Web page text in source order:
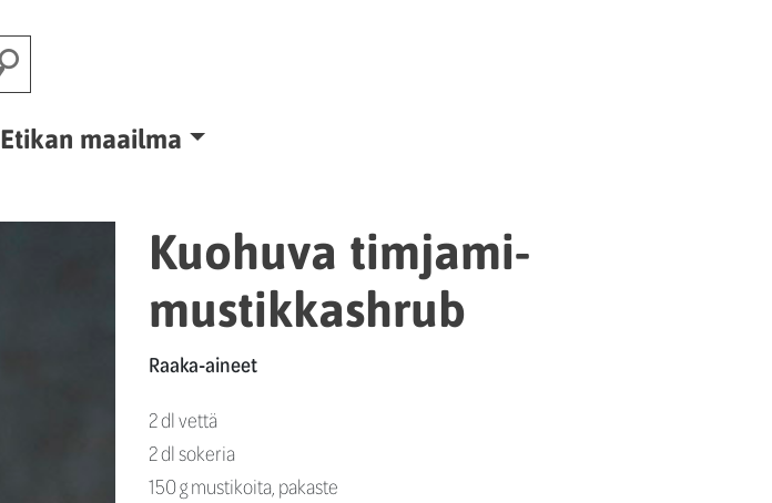
Etikan maailma
Kuohuva timjami-
mustikkashrub
Raaka-aineet
2 dl vettä
2 dl sokeria
150 g mustikoita, pakaste